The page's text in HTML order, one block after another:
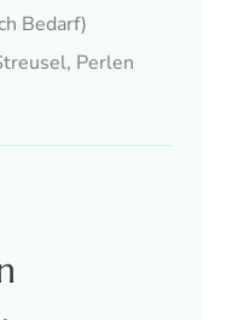
Bedarf)
Perlen